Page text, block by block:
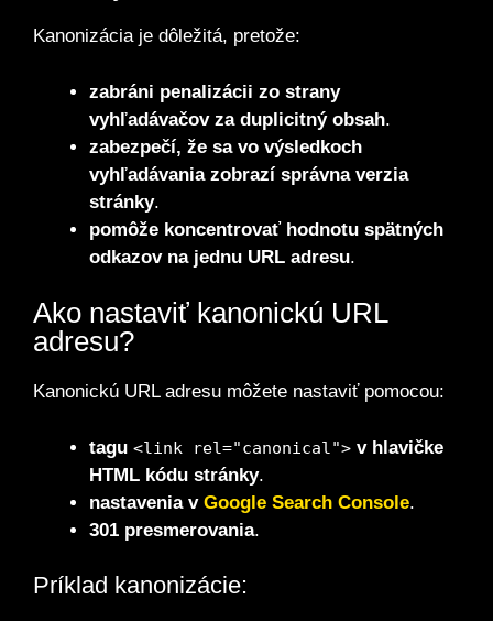
Kanonizácia je dôležitá, pretože:
zabráni penalizácii zo strany
vyhľadávačov za duplicitný obsah.
zabezpečí, že sa vo výsledkoch
vyhľadávania zobrazí správna verzia
stránky.
pomôže koncentrovať hodnotu spätných
odkazov na jednu URL adresu.
Ako nastaviť kanonickú URL
adresu?
Kanonickú URL adresu môžete nastaviť pomocou:
tagu <link rel="canonical"> v hlavičke
HTML kódu stránky.
nastavenia v Google Search Console.
301 presmerovania.
Príklad kanonizácie: